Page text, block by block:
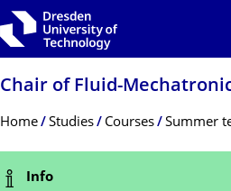
Chair of Fluid-
Breadcrumb Menu
Home Studies Courses Summer
Status Message
Info